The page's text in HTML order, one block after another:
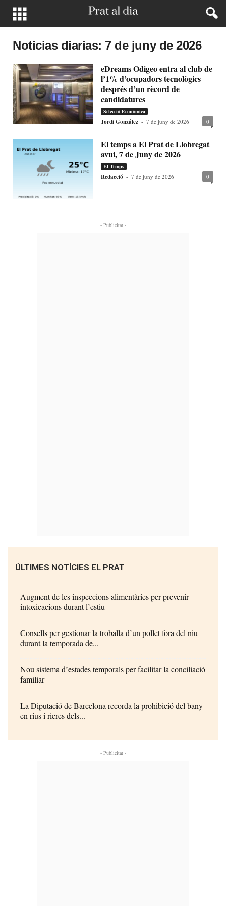
Noticias diarias: 7 de juny de 2026
eDreams Odigeo entra al club de
l’1% d’ocupadors tecnològics
després d’un rècord de
candidatures
Selecció Econòmica
Jordi González - 7 de juny de 2026 0
El temps a El Prat de Llobregat
avui, 7 de Juny de 2026
El Temps
Redacció - 7 de juny de 2026 0
- Publicitat -
ÚLTIMES NOTÍCIES EL PRAT
Augment de les inspeccions alimentàries per prevenir
intoxicacions durant l’estiu
Consells per gestionar la troballa d’un pollet fora del niu
durant la temporada de...
Nou sistema d’estades temporals per facilitar la conciliació
familiar
La Diputació de Barcelona recorda la prohibició del bany
en rius i rieres dels...
- Publicitat -